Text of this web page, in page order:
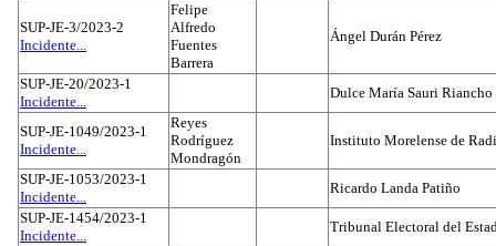
SUP-JE-3/2023-2
Incidente...
Felipe
Alfredo
Fuentes
Barrera
Ángel Durán Pérez
SUP-JE-20/2023-1
Incidente...
Dulce María Sauri
SUP-JE-1049/2023-1
Incidente...
Reyes
Rodríguez
Mondragón
Instituto Morelense de
SUP-JE-1053/2023-1
Incidente...
Ricardo Landa Patiño
SUP-JE-1454/2023-1
Incidente...
Tribunal Electoral del